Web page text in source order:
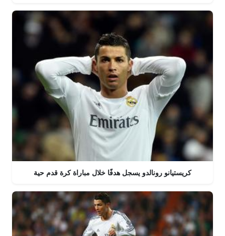
كريستيانو رونالدو يسجل هدفًا خلال مباراة كرة قدم حية